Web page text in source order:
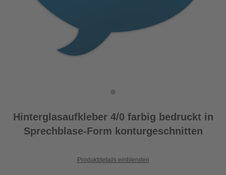
Hinterglasaufkleber 4/0 farbig bedruckt in
Sprechblase-Form konturgeschnitten
Produktdetails einblenden